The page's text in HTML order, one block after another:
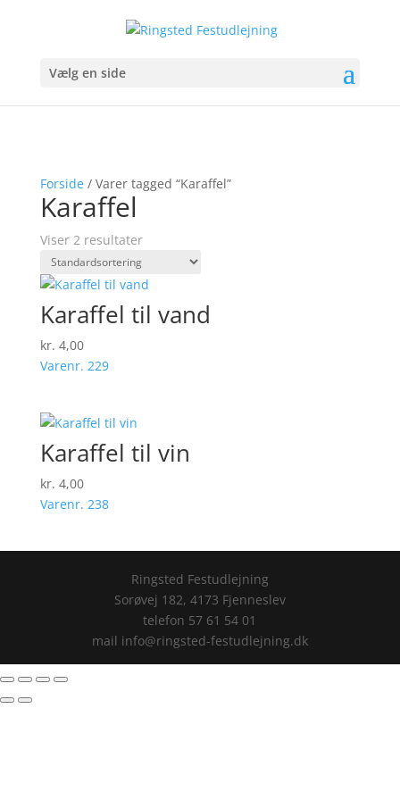
Vælg en side
Forside/ Varer tagged “Karaffel”
Karaffel
Viser 2 resultater
Karaffel til vand
kr. 4,00
Varenr. 229
Karaffel til vin
kr. 4,00
Varenr. 238
Ringsted Festudlejning
Sorøvej 182, 4173 Fjenneslev
telefon 57 61 54 01
mail info@ringsted-festudlejning.dk